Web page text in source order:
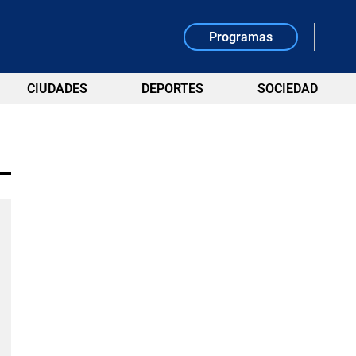
Programas
CIUDADES DEPORTES SOCIEDAD